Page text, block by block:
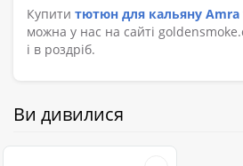
Купити тютюн для кальяну Amra
можна у нас на сайті
і в роздріб.
Ви дивилися